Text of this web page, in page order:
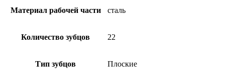
Материал рабочей части сталь
Количество зубцов 22
Тип зубцов Плоские